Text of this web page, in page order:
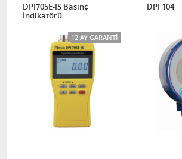
DPI705E-IS Basınç
İndikatörü
12 AY GARANTI
DPI 104